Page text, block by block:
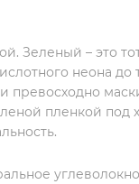
Зеленый – это
неона
превосходно
пленкой под